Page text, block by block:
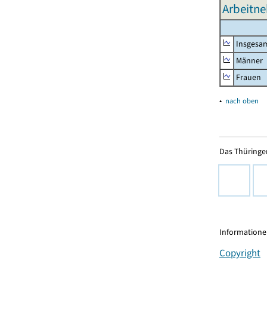
Männer
Frauen
▴ nach oben
Das
Copyright